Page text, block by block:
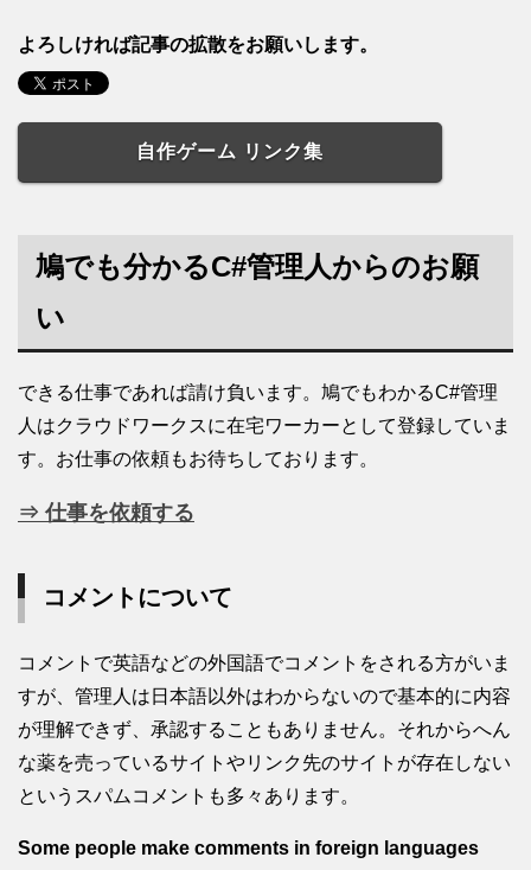
よろしければ記事の拡散をお願いします。
自作ゲーム リンク集
鳩でも分かるC#管理人からのお願
い
できる仕事であれば請け負います。鳩でもわかるC#管理
人はクラウドワークスに在宅ワーカーとして登録していま
す。お仕事の依頼もお待ちしております。
⇒ 仕事を依頼する
コメントについて
コメントで英語などの外国語でコメントをされる方がいま
すが、管理人は日本語以外はわからないので基本的に内容
が理解できず、承認することもありません。それからへん
な薬を売っているサイトやリンク先のサイトが存在しない
というスパムコメントも多々あります。
Some people make comments in foreign languages